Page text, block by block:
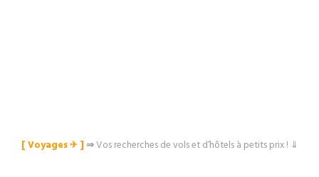
[ Voyages ✈︎ ]⇒Vos recherches de vols et d’hôtels à petits prix ! ⇓